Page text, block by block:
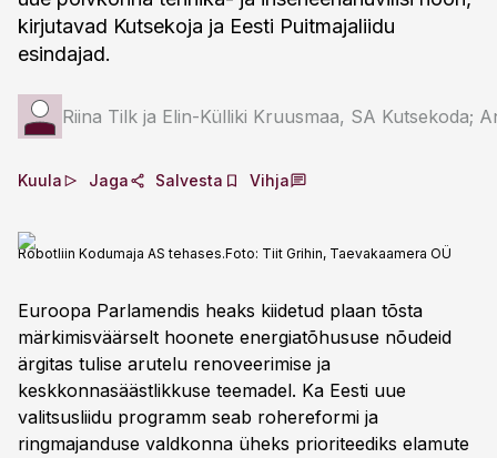
kirjutavad Kutsekoja ja Eesti Puitmajaliidu
esindajad.
Riina Tilk ja Elin-Külliki Kruusmaa, SA Kutsekoda;
Kuula Jaga Salvesta Vihja
Robotliin Kodumaja AS tehases.Foto: Tiit Grihin, Taevakaamera OÜ
Euroopa Parlamendis heaks kiidetud plaan tõsta
märkimisväärselt hoonete energiatõhususe nõudeid
ärgitas tulise arutelu renoveerimise ja
keskkonnasäästlikkuse teemadel. Ka Eesti uue
valitsusliidu programm seab rohereformi ja
ringmajanduse valdkonna üheks prioriteediks elamute